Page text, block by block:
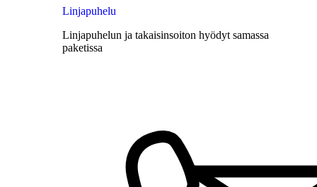
Linjapuhelu
Linjapuhelun ja takaisinsoiton hyödyt samassa
paketissa